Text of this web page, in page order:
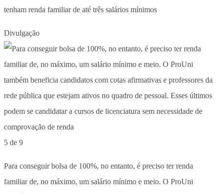
tenham renda familiar de até três salários mínimos
Divulgação
5 de 9
Para conseguir bolsa de 100%, no entanto, é preciso ter renda
familiar de, no máximo, um salário mínimo e meio. O ProUni